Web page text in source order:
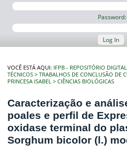
Password:
Log In
VOCÊ ESTÁ AQUI: IFPB - REPOSITÓRIO DIGITAL
TÉCNICOS
TRABALHOS DE CONCLUSÃO DE
PRINCESA ISABEL
CIÊNCIAS BIOLÓGICAS
Caracterização e
poales e perfil de
oxidase terminal do
Sorghum bicolor (l.)